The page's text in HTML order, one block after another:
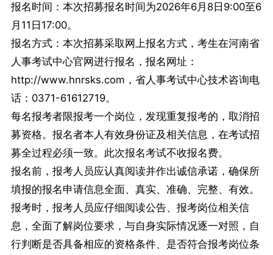
报名时间：本次招募报名时间为2026年6月8日9:00至6
月11日17:00。
报名方式：本次招募采取网上报名方式，考生在河南省
人事考试中心官网进行报名，报名网址：
http://www.hnrsks.com，省人事考试中心技术咨询电
话：0371-61612719。
每名报考者限报考一个岗位，发现重复报考的，取消招
募资格。报名者本人有效身份证及相关信息，在考试招
募全过程必须一致。此次报名考试不收报名费。
报名前，报考人员应认真阅读并作出诚信承诺，确保所
填报的报名申请信息全面、真实、准确、完整、有效。
报考时，报考人员应仔细阅读公告、报考岗位相关信
息，全面了解岗位要求，与自身实际情况逐一对照，自
行判断是否具备相应的资格条件、是否符合报考岗位条